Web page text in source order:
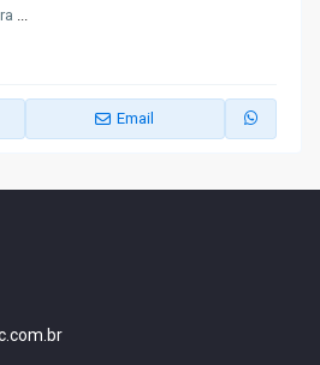
...
Email